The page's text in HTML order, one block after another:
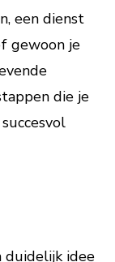
een dienst
gewoon je
die je
duidelijk idee